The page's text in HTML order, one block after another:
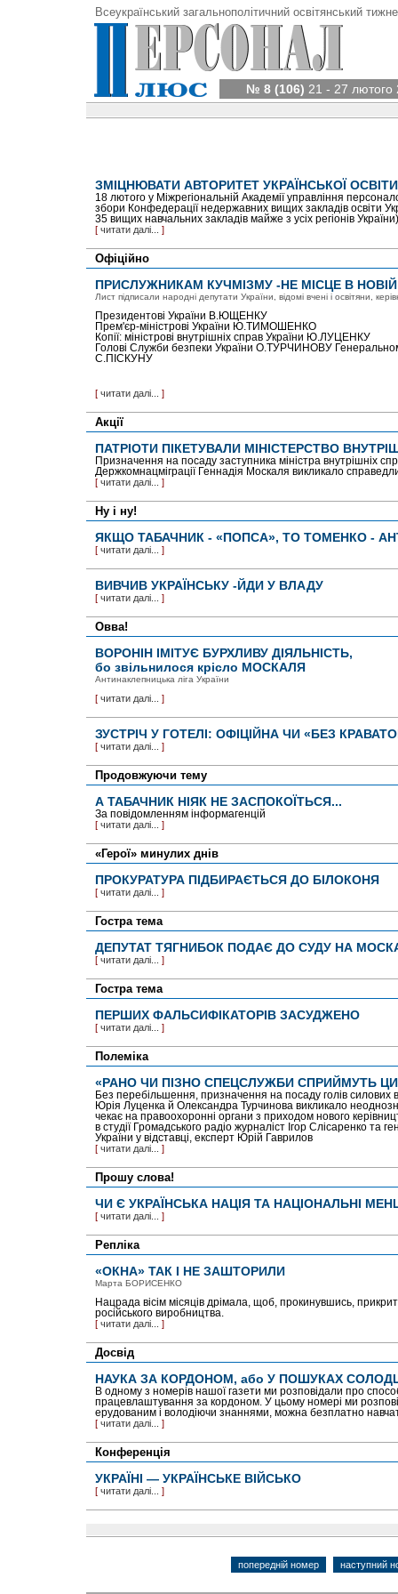
Всеукраїнський загальнополітичний освітянський
№ 8 (106) 21 - 27 лютого
ЗМІЦНЮВАТИ АВТОРИТЕТ УКРАЇНСЬКОЇ ОСВІТИ
18 лютого у Міжрегіональній Академії управління
збори Конфедерації недержавних вищих закладів освіти
35 вищих навчальних закладів майже з усіх регіонів
[ читати далі... ]
Офіційно
ПРИСЛУЖНИКАМ КУЧМІЗМУ -НЕ МІСЦЕ В
Лист підписали народні депутати України, відомі вчені і освітяни,
Президентові України В.ЮЩЕНКУ
Прем'єр-міністрові України Ю.ТИМОШЕНКО
Копії: міністрові внутрішніх справ України Ю.ЛУЦЕНКУ
Голові Служби безпеки України О.ТУРЧИНОВУ
С.ПІСКУНУ
[ читати далі... ]
Акції
ПАТРІОТИ ПІКЕТУВАЛИ МІНІСТЕРСТВО
Призначення на посаду заступника міністра внутрішніх
Держкомнацміграції Геннадія Москаля викликало
[ читати далі... ]
Ну і ну!
ЯКЩО ТАБАЧНИК - «ПОПСА», ТО ТОМЕНКО -
[ читати далі... ]
ВИВЧИВ УКРАЇНСЬКУ -ЙДИ У ВЛАДУ
[ читати далі... ]
Овва!
ВОРОНІН ІМІТУЄ БУРХЛИВУ ДІЯЛЬНІСТЬ,
бо звільнилося крісло МОСКАЛЯ
Антинаклепницька ліга України
[ читати далі... ]
ЗУСТРІЧ У ГОТЕЛІ: ОФІЦІЙНА ЧИ «БЕЗ
[ читати далі... ]
Продовжуючи тему
А ТАБАЧНИК НІЯК НЕ ЗАСПОКОЇТЬСЯ...
За повідомленням інформагенцій
[ читати далі... ]
«Герої» минулих днів
ПРОКУРАТУРА ПІДБИРАЄТЬСЯ ДО БІЛОКОНЯ
[ читати далі... ]
Гостра тема
ДЕПУТАТ ТЯГНИБОК ПОДАЄ ДО СУДУ НА
[ читати далі... ]
Гостра тема
ПЕРШИХ ФАЛЬСИФІКАТОРІВ ЗАСУДЖЕНО
[ читати далі... ]
Полеміка
«РАНО ЧИ ПІЗНО СПЕЦСЛУЖБИ СПРИЙМУТЬ
Без перебільшення, призначення на посаду голів
Юрія Луценка й Олександра Турчинова викликало
чекає на правоохоронні органи з приходом нового
в студії Громадського радіо журналіст Ігор Слісаренко та
України у відставці, експерт Юрій Гаврилов
[ читати далі... ]
Прошу слова!
ЧИ Є УКРАЇНСЬКА НАЦІЯ ТА НАЦІОНАЛЬНІ
[ читати далі... ]
Репліка
«ОКНА» ТАК І НЕ ЗАШТОРИЛИ
Марта БОРИСЕНКО
Нацрада вісім місяців дрімала, щоб, прокинувшись,
російського виробництва.
[ читати далі... ]
Досвід
НАУКА ЗА КОРДОНОМ, або У ПОШУКАХ
В одному з номерів нашої газети ми розповідали про
працевлаштування за кордоном. У цьому номері ми
ерудованим і володіючи знаннями, можна безплатно
[ читати далі... ]
Конференція
УКРАЇНІ — УКРАЇНСЬКЕ ВІЙСЬКО
[ читати далі... ]
попередній номер наступний